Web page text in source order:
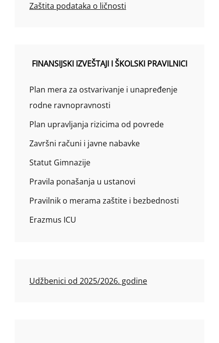
Zaštita podataka o ličnosti
FINANSIJSKI IZVEŠTAJI I ŠKOLSKI PRAVILNICI
Plan mera za ostvarivanje i unapređenje
rodne ravnopravnosti
Plan upravljanja rizicima od povrede
Završni računi i javne nabavke
Statut Gimnazije
Pravila ponašanja u ustanovi
Pravilnik o merama zaštite i bezbednosti
Erazmus ICU
Udžbenici od 2025/2026. godine